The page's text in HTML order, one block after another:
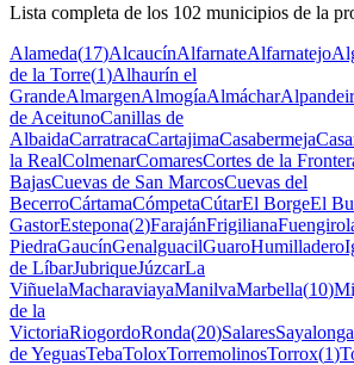
Lista completa de los 102 municipios de la
Alameda(17)AlcaucínAlfarnateAlfarnatejo
de la Torre(1)Alhaurín el
GrandeAlmargenAlmogíaAlmáchar
de AceitunoCanillas de
AlbaidaCarratracaCartajimaCasabermeja
la RealColmenarComaresCortes de la
BajasCuevas de San MarcosCuevas del
BecerroCártamaCómpetaCútarEl BorgeEl
GastorEstepona(2)FarajánFrigiliana
PiedraGaucínGenalguacilGuaroHumilladero
de LíbarJubriqueJúzcarLa
ViñuelaMacharaviayaManilvaMarbella(10)
de la
VictoriaRiogordoRonda(20)SalaresSayalonga
de YeguasTebaToloxTorremolinosTorrox(1)